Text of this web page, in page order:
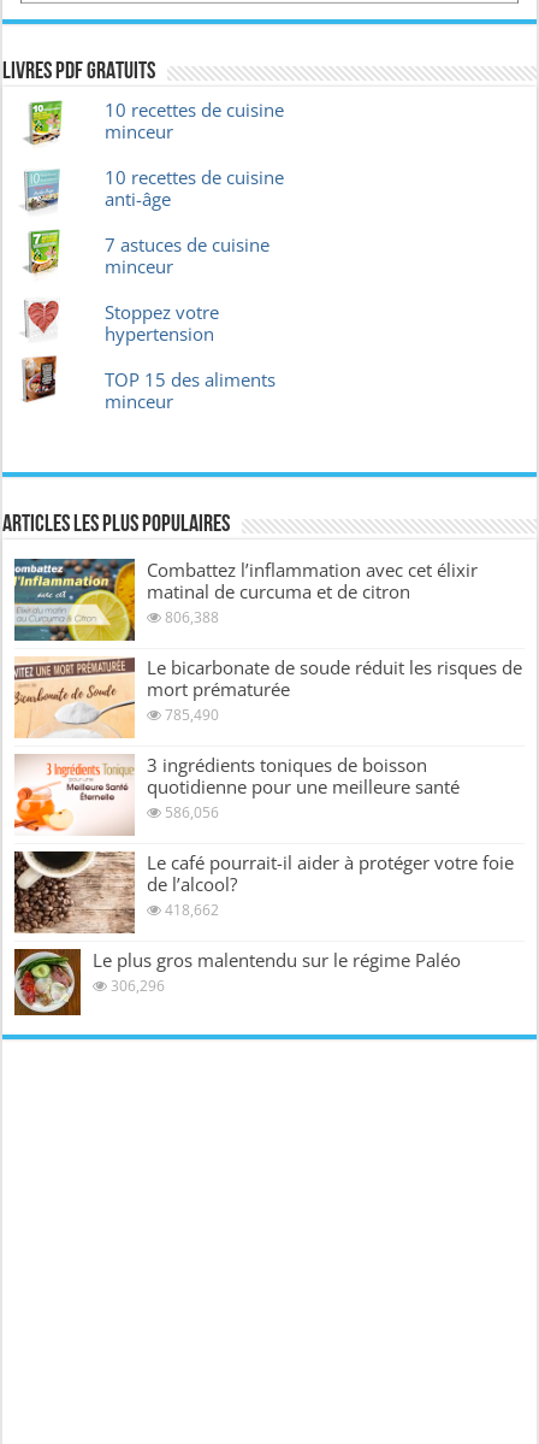
Livres pdf GRATUITS
10 recettes de cuisine
minceur
10 recettes de cuisine
anti-âge
7 astuces de cuisine
minceur
Stoppez votre
hypertension
TOP 15 des aliments
minceur
Articles les plus Populaires
Combattez l’inflammation avec cet élixir
matinal de curcuma et de citron
806,388
Le bicarbonate de soude réduit les risques de
mort prématurée
785,490
3 ingrédients toniques de boisson
quotidienne pour une meilleure santé
586,056
Le café pourrait-il aider à protéger votre foie
de l’alcool?
418,662
Le plus gros malentendu sur le régime Paléo
306,296